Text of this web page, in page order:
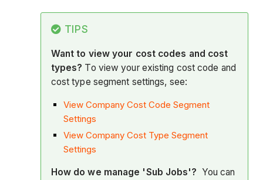
TIPS
Want to view your cost codes and cost
types? To view your existing cost code and
cost type segment settings, see:
View Company Cost Code Segment
Settings
View Company Cost Type Segment
Settings
How do we manage 'Sub Jobs'? You can